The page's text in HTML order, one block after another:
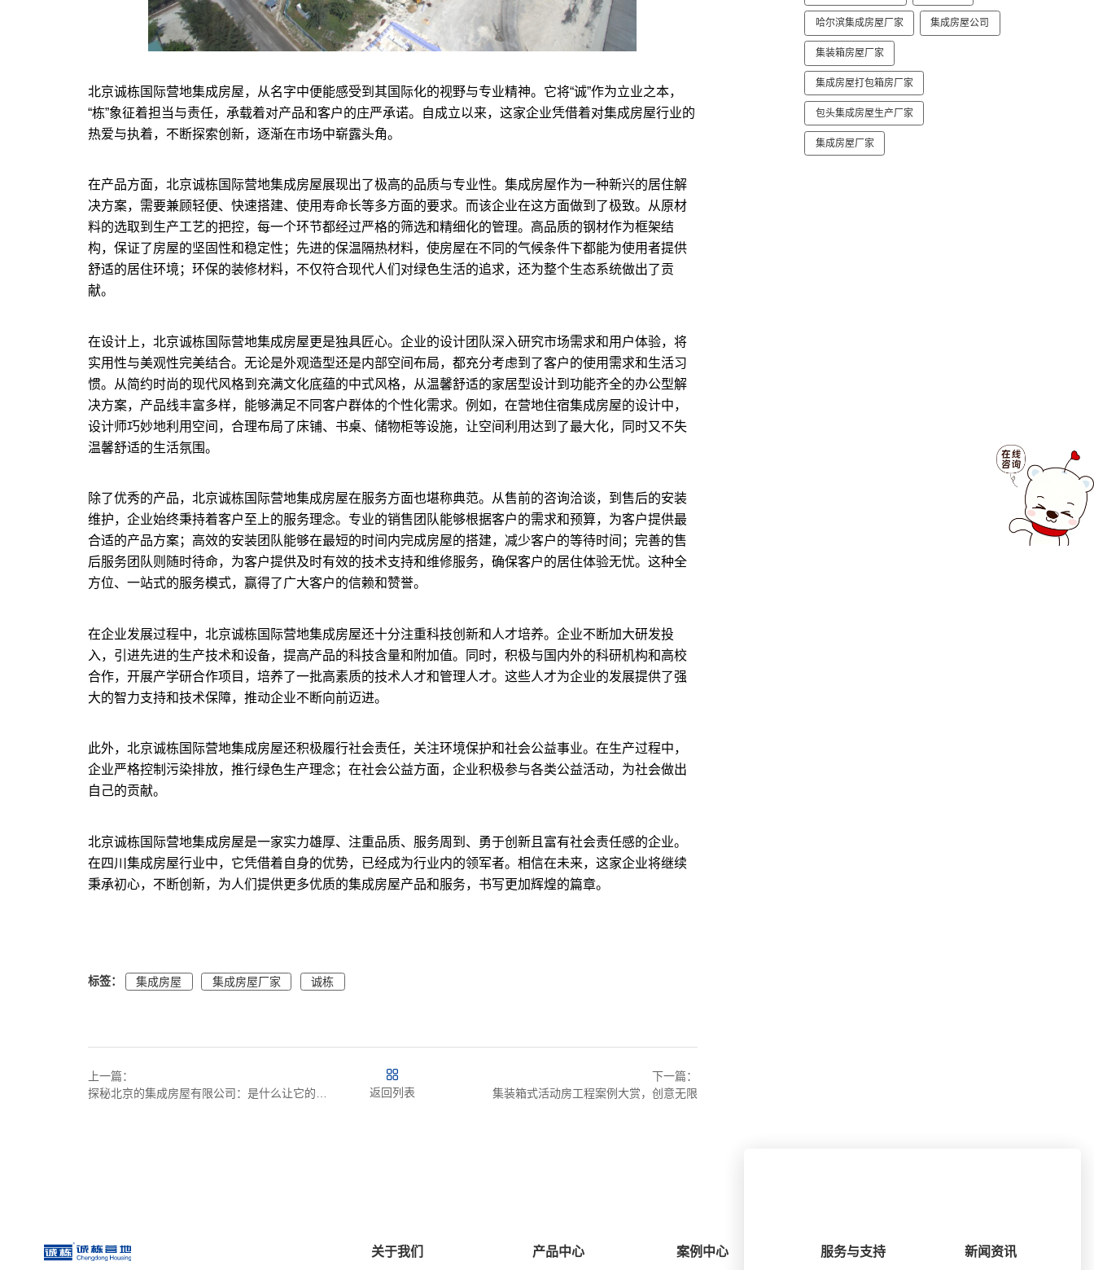
北京诚栋国际营地集成房屋，从名字中便能感受到其国际化的视野与专业精神。它将“诚”作为立业之本，
“栋”象征着担当与责任，承载着对产品和客户的庄严承诺。自成立以来，这家企业凭借着对集成房屋行业的
热爱与执着，不断探索创新，逐渐在市场中崭露头角。
在产品方面，北京诚栋国际营地集成房屋展现出了极高的品质与专业性。集成房屋作为一种新兴的居住解
决方案，需要兼顾轻便、快速搭建、使用寿命长等多方面的要求。而该企业在这方面做到了极致。从原材
料的选取到生产工艺的把控，每一个环节都经过严格的筛选和精细化的管理。高品质的钢材作为框架结
构，保证了房屋的坚固性和稳定性；先进的保温隔热材料，使房屋在不同的气候条件下都能为使用者提供
舒适的居住环境；环保的装修材料，不仅符合现代人们对绿色生活的追求，还为整个生态系统做出了贡
献。
在设计上，北京诚栋国际营地集成房屋更是独具匠心。企业的设计团队深入研究市场需求和用户体验，将
实用性与美观性完美结合。无论是外观造型还是内部空间布局，都充分考虑到了客户的使用需求和生活习
惯。从简约时尚的现代风格到充满文化底蕴的中式风格，从温馨舒适的家居型设计到功能齐全的办公型解
决方案，产品线丰富多样，能够满足不同客户群体的个性化需求。例如，在营地住宿集成房屋的设计中，
设计师巧妙地利用空间，合理布局了床铺、书桌、储物柜等设施，让空间利用达到了最大化，同时又不失
温馨舒适的生活氛围。
除了优秀的产品，北京诚栋国际营地集成房屋在服务方面也堪称典范。从售前的咨询洽谈，到售后的安装
维护，企业始终秉持着客户至上的服务理念。专业的销售团队能够根据客户的需求和预算，为客户提供最
合适的产品方案；高效的安装团队能够在最短的时间内完成房屋的搭建，减少客户的等待时间；完善的售
后服务团队则随时待命，为客户提供及时有效的技术支持和维修服务，确保客户的居住体验无忧。这种全
方位、一站式的服务模式，赢得了广大客户的信赖和赞誉。
在企业发展过程中，北京诚栋国际营地集成房屋还十分注重科技创新和人才培养。企业不断加大研发投
入，引进先进的生产技术和设备，提高产品的科技含量和附加值。同时，积极与国内外的科研机构和高校
合作，开展产学研合作项目，培养了一批高素质的技术人才和管理人才。这些人才为企业的发展提供了强
大的智力支持和技术保障，推动企业不断向前迈进。
此外，北京诚栋国际营地集成房屋还积极履行社会责任，关注环境保护和社会公益事业。在生产过程中，
企业严格控制污染排放，推行绿色生产理念；在社会公益方面，企业积极参与各类公益活动，为社会做出
自己的贡献。
北京诚栋国际营地集成房屋是一家实力雄厚、注重品质、服务周到、勇于创新且富有社会责任感的企业。
在四川集成房屋行业中，它凭借着自身的优势，已经成为行业内的领军者。相信在未来，这家企业将继续
秉承初心，不断创新，为人们提供更多优质的集成房屋产品和服务，书写更加辉煌的篇章。
标签： 集成房屋 集成房屋厂家 诚栋
上一篇：
返回列表
下一篇：
集装箱式活动房工程案例大赏，创意无限
哈尔滨集成房屋厂家 集成房屋公司
集装箱房屋厂家
集成房屋打包箱房厂家
包头集成房屋生产厂家
集成房屋厂家
关于我们 产品中心 案例中心 服务与支持 新闻资讯